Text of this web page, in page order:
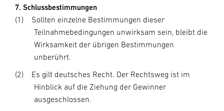
7. Schlussbestimmungen
(1)
Sollten einzelne Bestimmungen dieser
Teilnahmebedingungen unwirksam sein, bleibt die
Wirksamkeit der übrigen Bestimmungen
unberührt.
(2)
Es gilt deutsches Recht. Der Rechtsweg ist im
Hinblick auf die Ziehung der Gewinner
ausgeschlossen.